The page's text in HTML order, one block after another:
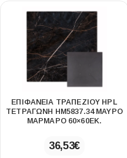
ΕΠΙΦΑΝΕΙΑ ΤΡΑΠΕΖΙΟΥ HPL
ΤΕΤΡΑΓΩΝΗ HM5837.34 ΜΑΥΡΟ
ΜΑΡΜΑΡΟ 60×60ΕΚ.
36,53€